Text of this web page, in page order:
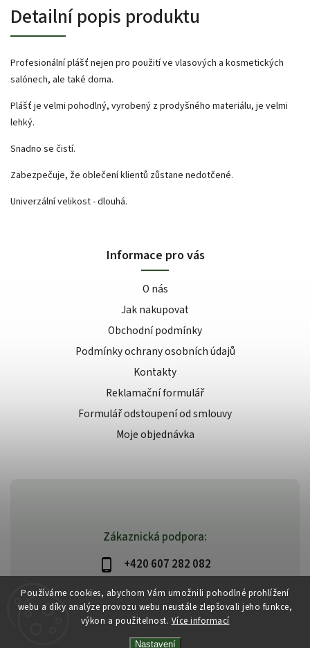
Používáme cookies, abychom Vám umožnili pohodlné prohlížení
webu a díky analýze provozu webu neustále zlepšovali jeho funkce,
výkon a použitelnost. Více informací
Nastavení
Detailní popis produktu
Profesionální plášť nejen pro použití ve vlasových a kosmetických
salónech, ale také doma.
Plášť je velmi pohodlný, vyrobený z prodyšného materiálu, je velmi
lehký.
Snadno se čistí.
Zabezpečuje, že oblečení klientů zůstane nedotčené.
Univerzální velikost - dlouhá.
Zákaznická podpora:
+420 607 282 082
info@beautysystem.cz
Informace pro vás
O nás
Jak nakupovat
Obchodní podmínky
Podmínky ochrany osobních údajů
Kontakty
Reklamační formulář
Formulář odstoupení od smlouvy
Moje objednávka